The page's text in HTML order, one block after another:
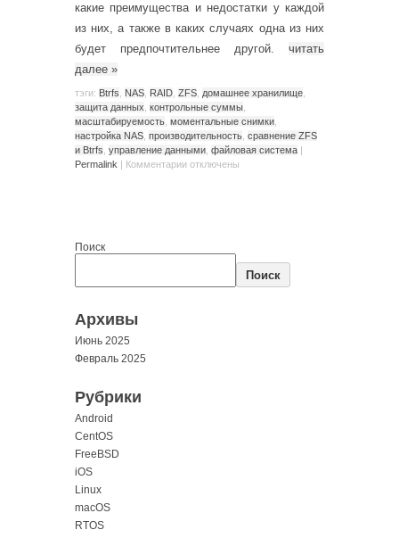
какие преимущества и недостатки у каждой
из них, а также в каких случаях одна из них
будет предпочтительнее другой. читать
далее »
тэги: Btrfs NAS RAID ZFS домашнее хранилище
защита данных контрольные суммы
масштабируемость моментальные снимки
настройка NAS производительность сравнение ZFS
и Btrfs управление данными файловая система |
Permalink | Комментарии отключены
Поиск
Поиск
Архивы
Июнь 2025
Февраль 2025
Рубрики
Android
CentOS
FreeBSD
iOS
Linux
macOS
RTOS